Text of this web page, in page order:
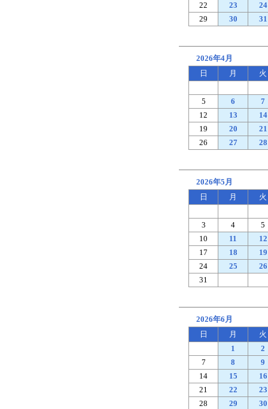
22
23
24
29
30 31
2026年4月
日
月 火
5 6
7
12
13
14
19
20
21
26
27 28
2026年5月
日
月 火
3 4
5
10
11
12
17
18
19
24
25
26
31
2026年6月
日
月
火
1
2
7
8
9
14
15
16
21
22
23
28
29 30